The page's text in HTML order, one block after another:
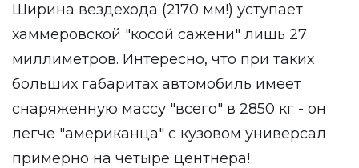
Ширина вездехода (2170 мм!) уступает
хаммеровской "косой сажени" лишь 27
миллиметров. Интересно, что при таких
больших габаритах автомобиль имеет
снаряженную массу "всего" в 2850 кг - он
легче "американца" с кузовом универсал
примерно на четыре центнера!